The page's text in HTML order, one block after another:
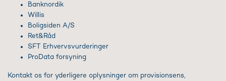
Banknordik
Willis
Boligsiden A/S
Ret&Råd
SFT Erhvervsvurderinger
ProData forsyning
Kontakt os for yderligere oplysninger om provisionsens,